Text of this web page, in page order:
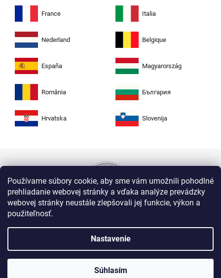
Používame súbory cookie, aby sme vám umožnili pohodlné
prehliadanie webovej stránky a vďaka analýze prevádzky
webovej stránky neustále zlepšovali jej funkcie, výkon a
použiteľnosť.
Nastavenie
Súhlasím
France Italia
Nederland Belgique
España Magyarország
România България
Hrvatska Slovenija
bezpečí, všetky informácie medzi prehliadačom
a serverom sa prenášajú v zašifrovanej podobe.